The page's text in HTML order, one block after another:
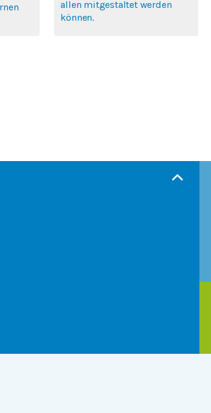
allen mitgestaltet werden
können.